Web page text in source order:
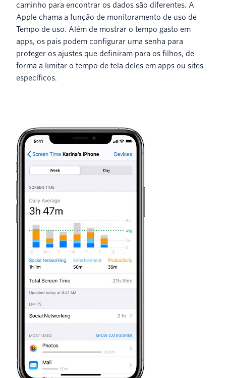
caminho para encontrar os dados são diferentes. A
Apple chama a função de monitoramento de uso de
Tempo de uso. Além de mostrar o tempo gasto em
apps, os pais podem configurar uma senha para
proteger os ajustes que definiram para os filhos, de
forma a limitar o tempo de tela deles em apps ou sites
específicos.